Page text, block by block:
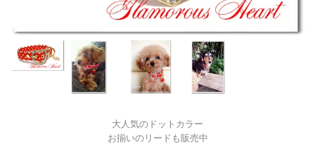
大人気のドットカラー
お揃いのリードも販売中